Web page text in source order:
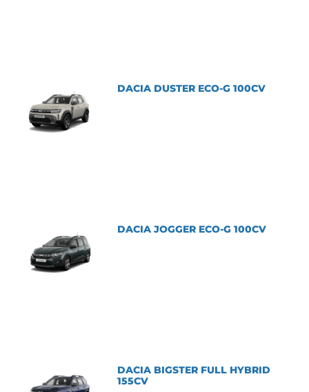
DACIA DUSTER ECO-G 100CV
DACIA JOGGER ECO-G 100CV
DACIA BIGSTER FULL HYBRID
155CV